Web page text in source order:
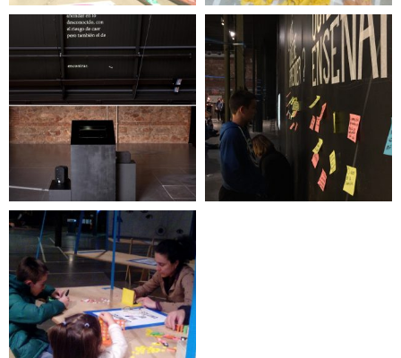
Murciélago Wiki-kiosko
Next Level. Jugando
con la realidad